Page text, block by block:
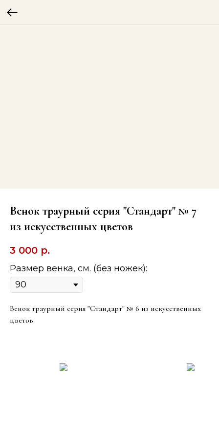
Венок траурный серия "Стандарт" № 7
из искусственных цветов
3 000 р.
Размер венка, см. (без ножек):
Венок траурный серия "Стандарт" № 6 из искусственных
цветов